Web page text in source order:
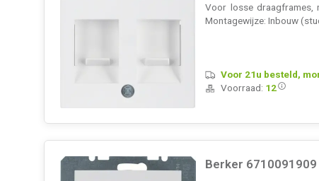
Voor losse draagframes,
Montagewijze: Inbouw
Voor 21u besteld,
Voorraad: 12
Berker